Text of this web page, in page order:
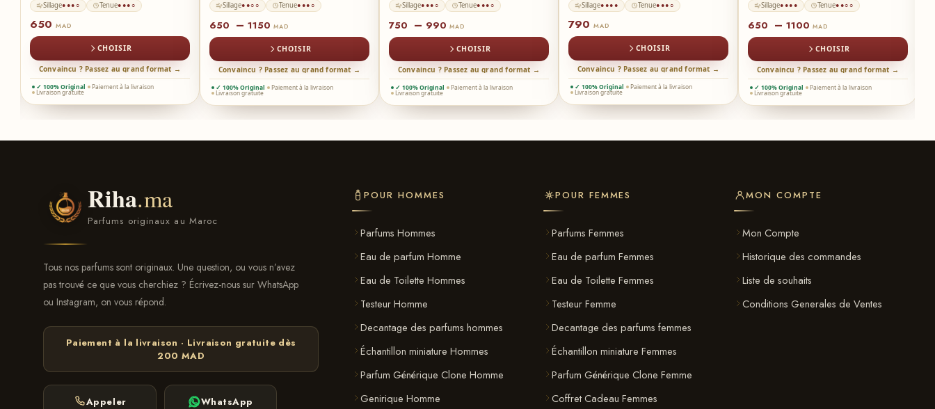
Sillage●●●○ Tenue●●●○
650 MAD
CHOISIR
Convaincu ? Passez au grand format →
✓ 100% Original Paiement à la livraison
Livraison gratuite
Sillage●●○○ Tenue●●●○
650 – 1150 MAD
CHOISIR
Convaincu ? Passez au grand format →
✓ 100% Original Paiement à la livraison
Livraison gratuite
Sillage●●●○ Tenue●●●○
750 – 990 MAD
CHOISIR
Convaincu ? Passez au grand format →
✓ 100% Original Paiement à la livraison
Livraison gratuite
Sillage●●●● Tenue●●●○
790 MAD
CHOISIR
Convaincu ? Passez au grand format →
✓ 100% Original Paiement à la livraison
Livraison gratuite
Sillage●●●● Tenue●●○○
650 – 1100 MAD
CHOISIR
Convaincu ? Passez au grand format →
✓ 100% Original Paiement à la livraison
Livraison gratuite
Riha.ma
Parfums originaux au Maroc
Tous nos parfums sont originaux. Une question, ou vous n’avez
pas trouvé ce que vous cherchiez ? Écrivez-nous sur WhatsApp
ou Instagram, on vous répond.
Paiement à la livraison · Livraison gratuite dès
200 MAD
Appeler WhatsApp
POUR HOMMES
Parfums Hommes
Eau de parfum Homme
Eau de Toilette Hommes
Testeur Homme
Decantage des parfums hommes
Échantillon miniature Hommes
Parfum Générique Clone Homme
Genirique Homme
POUR FEMMES
Parfums Femmes
Eau de parfum Femmes
Eau de Toilette Femmes
Testeur Femme
Decantage des parfums femmes
Échantillon miniature Femmes
Parfum Générique Clone Femme
Coffret Cadeau Femmes
MON COMPTE
Mon Compte
Historique des commandes
Liste de souhaits
Conditions Generales de Ventes